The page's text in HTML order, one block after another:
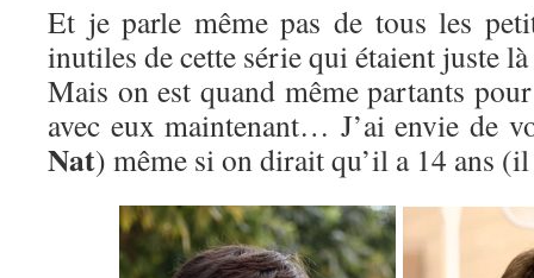
Et je parle même pas de tous les
inutiles de cette série qui étaient juste
Mais on est quand même partants
avec eux maintenant… J’ai envie de
Nat) même si on dirait qu’il a 14 ans